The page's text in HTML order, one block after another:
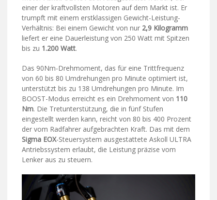
einer der kraftvollsten Motoren auf dem Markt ist. Er
trumpft mit einem erstklassigen Gewicht-Leistung-
Verhältnis: Bei einem Gewicht von nur 2,9 Kilogramm
liefert er eine Dauerleistung von 250 Watt mit Spitzen
bis zu 1.200 Watt.
Das 90Nm-Drehmoment, das für eine Trittfrequenz
von 60 bis 80 Umdrehungen pro Minute optimiert ist,
unterstützt bis zu 138 Umdrehungen pro Minute. Im
BOOST-Modus erreicht es ein Drehmoment von 110
Nm. Die Tretunterstützung, die in fünf Stufen
eingestellt werden kann, reicht von 80 bis 400 Prozent
der vom Radfahrer aufgebrachten Kraft. Das mit dem
Sigma EOX-Steuersystem ausgestattete Askoll ULTRA
Antriebssystem erlaubt, die Leistung präzise vom
Lenker aus zu steuern.